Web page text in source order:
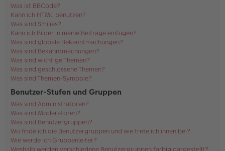
Was ist BBCode?
Kann ich HTML benutzen?
Was sind Smilies?
Kann ich Bilder in meine Beiträge einfügen?
Was sind globale Bekanntmachungen?
Was sind Bekanntmachungen?
Was sind wichtige Themen?
Was sind geschlossene Themen?
Was sind Themen-Symbole?
Benutzer-Stufen und Gruppen
Was sind Administratoren?
Was sind Moderatoren?
Was sind Benutzergruppen?
Wo finde ich die Benutzergruppen und wie trete ich ihnen bei?
Wie werde ich Gruppenleiter?
Weshalb werden verschiedene Benutzergruppen farbig dargestellt?